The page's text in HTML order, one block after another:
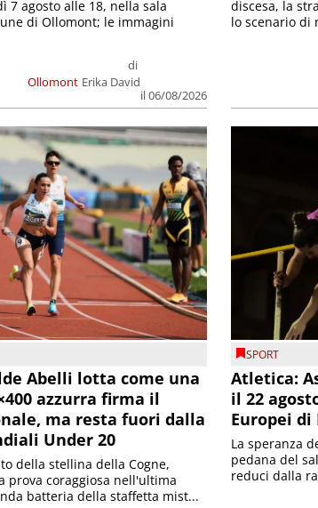
Ollomont
di
Erika David
il 06/08/2026
7 agosto alle 18, nella sala
di Ollomont; le immagini
discesa, la
lo scenario di
Abelli lotta come una
azzurra firma il
ma resta fuori dalla
Under 20
della stellina della Cogne,
prova coraggiosa nell'ultima
batteria della staffetta mist...
SPORT
Atletica:
il 22
Europei
La speranza
pedana del
reduci dalla